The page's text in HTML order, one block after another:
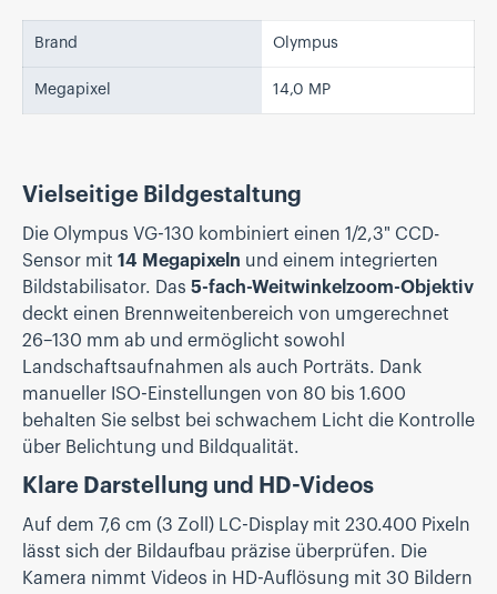
Brand Olympus
Megapixel 14,0 MP
Vielseitige Bildgestaltung
Die Olympus VG-130 kombiniert einen 1/2,3" CCD-
Sensor mit 14 Megapixeln und einem integrierten
Bildstabilisator. Das 5-fach-Weitwinkelzoom-Objektiv
deckt einen Brennweitenbereich von umgerechnet
26–130 mm ab und ermöglicht sowohl
Landschaftsaufnahmen als auch Porträts. Dank
manueller ISO-Einstellungen von 80 bis 1.600
behalten Sie selbst bei schwachem Licht die Kontrolle
über Belichtung und Bildqualität.
Klare Darstellung und HD-Videos
Auf dem 7,6 cm (3 Zoll) LC-Display mit 230.400 Pixeln
lässt sich der Bildaufbau präzise überprüfen. Die
Kamera nimmt Videos in HD-Auflösung mit 30 Bildern